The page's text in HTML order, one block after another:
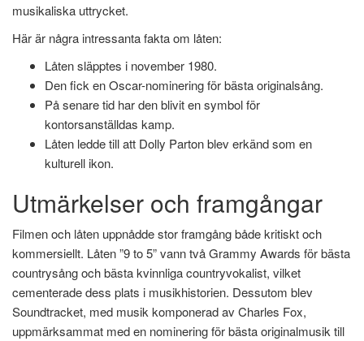
musikaliska uttrycket.
Här är några intressanta fakta om låten:
Låten släpptes i november 1980.
Den fick en Oscar-nominering för bästa originalsång.
På senare tid har den blivit en symbol för
kontorsanställdas kamp.
Låten ledde till att Dolly Parton blev erkänd som en
kulturell ikon.
Utmärkelser och framgångar
Filmen och låten uppnådde stor framgång både kritiskt och
kommersiellt. Låten ”9 to 5” vann två Grammy Awards för bästa
countrysång och bästa kvinnliga countryvokalist, vilket
cementerade dess plats i musikhistorien. Dessutom blev
Soundtracket, med musik komponerad av Charles Fox,
uppmärksammat med en nominering för bästa originalmusik till